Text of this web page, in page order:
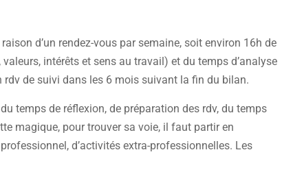
d’un rendez-vous par semaine, soit environ 16h de
intérêts et sens au travail) et du temps d’analyse
rdv de suivi dans les 6 mois suivant la fin du bilan.
temps de réflexion, de préparation des rdv, du temps
magique, pour trouver sa voie, il faut partir en
d’activités extra-professionnelles. Les